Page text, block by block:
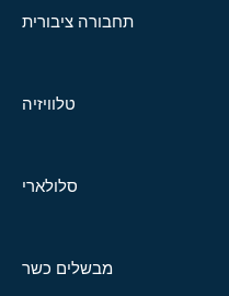
תחבורה ציבורית
טלוויזיה
סלולארי
מבשלים כשר